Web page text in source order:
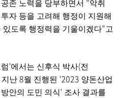
존 노력을 당부하면서 "악취
자 등을 고려해 행정이 지원해
있도록 행정력을 기울이겠다"고
'에서는 신후식 박사(전
지난 8월 진행된 '2023 양돈산업
안의 도민 의식' 조사 결과를